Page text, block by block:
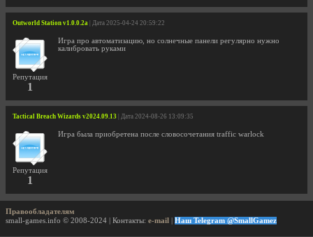
Outworld Station v1.0.0.2a | Дата 2025-04-24 20:59:22
Репутация
1
Игра про автоматизацию, но солнечные панели регулярно нужно
калибровать руками
Tactical Breach Wizards v2024.09.13 | Дата 2024-08-26 13:09:35
Репутация
1
Игра была приобретена после словосочетания traffic warlock
Правообладателям
small-games.info © 2008-2024 | Контакты: e-mail Наш Telegram @SmallGamez